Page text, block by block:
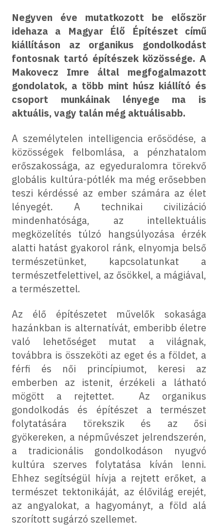
Negyven éve mutatkozott be először
idehaza a Magyar Élő Építészet című
kiállításon az organikus gondolkodást
fontosnak tartó építészek közössége. A
Makovecz Imre által megfogalmazott
gondolatok, a több mint húsz kiállító és
csoport munkáinak lényege ma is
aktuális, vagy talán még aktuálisabb.
A személytelen intelligencia erősödése, a
közösségek felbomlása, a pénzhatalom
erőszakossága, az egyeduralomra törekvő
globális kultúra-pótlék ma még erősebben
teszi kérdéssé az ember számára az élet
lényegét. A technikai civilizáció
mindenhatósága, az intellektuális
megközelítés túlzó hangsúlyozása érzék
alatti hatást gyakorol ránk, elnyomja belső
természetünket, kapcsolatunkat a
természetfelettivel, az ősökkel, a mágiával,
a természettel.
Az élő építészetet művelők sokasága
hazánkban is alternatívát, emberibb életre
való lehetőséget mutat a világnak,
továbbra is összeköti az eget és a földet, a
férfi és női princípiumot, keresi az
emberben az istenit, érzékeli a látható
mögött a rejtettet. Az organikus
gondolkodás és építészet a természet
folytatására törekszik és az ősi
gyökereken, a népművészet jelrendszerén,
a tradicionális gondolkodáson nyugvó
kultúra szerves folytatása kíván lenni.
Ehhez segítségül hívja a rejtett erőket, a
természet tektonikáját, az élővilág erejét,
az angyalokat, a hagyományt, a föld alá
szorított sugárzó szellemet.